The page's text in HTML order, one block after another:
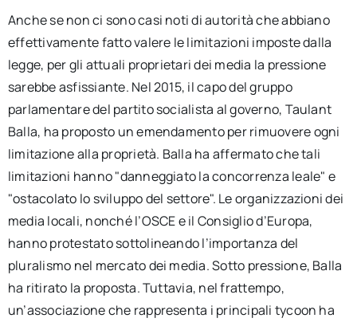
Anche se non ci sono casi noti di autorità che abbiano
effettivamente fatto valere le limitazioni imposte dalla
legge, per gli attuali proprietari dei media la pressione
sarebbe asfissiante. Nel 2015, il capo del gruppo
parlamentare del partito socialista al governo, Taulant
Balla, ha proposto un emendamento per rimuovere ogni
limitazione alla proprietà. Balla ha affermato che tali
limitazioni hanno "danneggiato la concorrenza leale" e
"ostacolato lo sviluppo del settore". Le organizzazioni dei
media locali, nonché l’OSCE e il Consiglio d’Europa,
hanno protestato sottolineando l’importanza del
pluralismo nel mercato dei media. Sotto pressione, Balla
ha ritirato la proposta. Tuttavia, nel frattempo,
un’associazione che rappresenta i principali tycoon ha